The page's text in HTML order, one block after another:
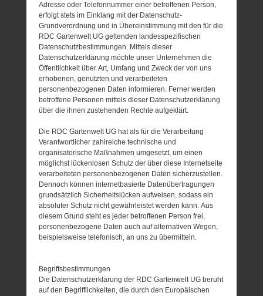
Adresse oder Telefonnummer einer betroffenen Person,
erfolgt stets im Einklang mit der Datenschutz-
Grundverordnung und in Übereinstimmung mit den für die
RDC Gartenwelt UG geltenden landesspezifischen
Datenschutzbestimmungen. Mittels dieser
Datenschutzerklärung möchte unser Unternehmen die
Öffentlichkeit über Art, Umfang und Zweck der von uns
erhobenen, genutzten und verarbeiteten
personenbezogenen Daten informieren. Ferner werden
betroffene Personen mittels dieser Datenschutzerklärung
über die ihnen zustehenden Rechte aufgeklärt.
Die RDC Gartenwelt UG hat als für die Verarbeitung
Verantwortlicher zahlreiche technische und
organisatorische Maßnahmen umgesetzt, um einen
möglichst lückenlosen Schutz der über diese Internetseite
verarbeiteten personenbezogenen Daten sicherzustellen.
Dennoch können internetbasierte Datenübertragungen
grundsätzlich Sicherheitslücken aufweisen, sodass ein
absoluter Schutz nicht gewährleistet werden kann. Aus
diesem Grund steht es jeder betroffenen Person frei,
personenbezogene Daten auch auf alternativen Wegen,
beispielsweise telefonisch, an uns zu übermitteln.
Begriffsbestimmungen
Die Datenschutzerklärung der RDC Gartenwelt UG beruht
auf den Begrifflichkeiten, die durch den Europäischen